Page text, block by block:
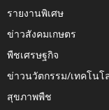
รายงานพิเศษ
ข่าวสังคมเกษตร
พืชเศรษฐกิจ
ข่าวนวัตกรรม/เทคโนโ
สุขภาพพืช